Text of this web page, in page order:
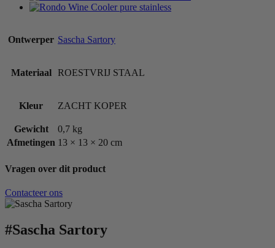
Ontwerper Sascha Sartory
Materiaal ROESTVRIJ STAAL
Kleur ZACHT KOPER
Gewicht
0,7 kg
Afmetingen 13 × 13 × 20 cm
Vragen over dit product
Contacteer ons
#Sascha Sartory